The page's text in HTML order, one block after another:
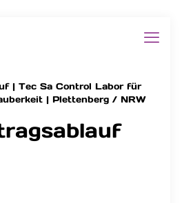
| Tec Sa Control Labor für
| Plettenberg / NRW